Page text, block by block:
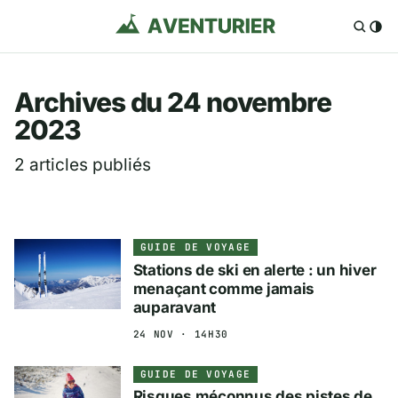
Aventurier.fr —
Archives du 24 novembre
2023
2 articles publiés
GUIDE DE VOYAGE
Stations de ski en alerte : un hiver
menaçant comme jamais
auparavant
24 NOV · 14H30
GUIDE DE VOYAGE